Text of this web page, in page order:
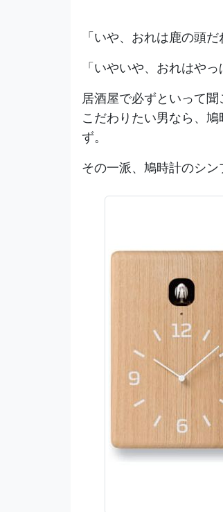
「いや、おれは鹿の頭だ
「いやいや、おれはやっ
居酒屋で必ずといって
こだわりたい男なら、
ず。
その一派、鳩時計のシン